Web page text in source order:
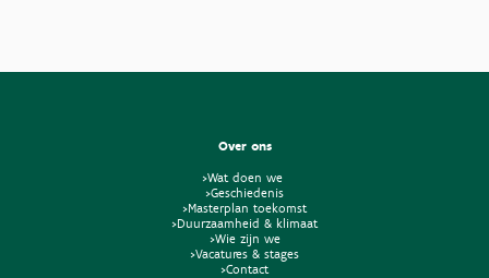
Over ons
>Wat doen we
>Geschiedenis
>Masterplan toekomst
>Duurzaamheid & klimaat
>Wie zijn we
>Vacatures & stages
>Contact